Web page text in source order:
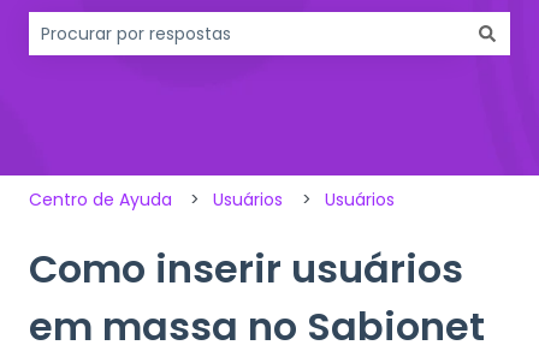
Centro de Ayuda Usuários Usuários
Como inserir usuários
em massa no Sabionet